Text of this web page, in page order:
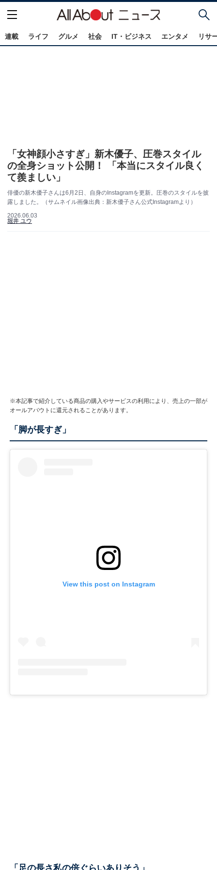
連載 ライフ グルメ 社会 IT・ビジネス エンタメ リサ
「女神顔小さすぎ」新木優子、圧巻スタイル
の全身ショット公開！ 「本当にスタイル良く
て羨ましい」
俳優の新木優子さんは6月2日、自身のInstagramを更新。圧巻のスタイルを披
露しました。（サムネイル画像出典：新木優子さん公式Instagramより）
2026.06.03
堀井 ユウ
※本記事で紹介している商品の購入やサービスの利用により、売上の一部が
オールアバウトに還元されることがあります。
「脚が長すぎ」
View this post on Instagram